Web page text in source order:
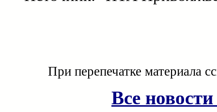
При перепечатке материала
Все